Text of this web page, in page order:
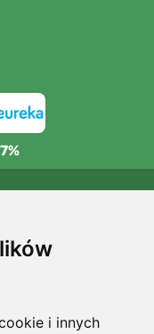
i innych
250 PLN
w dowolnym